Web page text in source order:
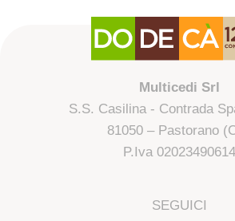
Multicedi Srl
S.S. Casilina - Contrada
81050 – Pastorano
P.Iva 02023490614
SEGUICI